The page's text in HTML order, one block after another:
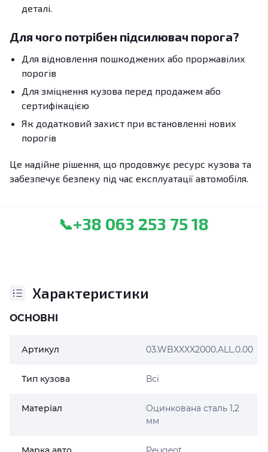
деталі.
Для чого потрібен підсилювач порога?
Для відновлення пошкоджених або проржавілих
порогів
Для зміцнення кузова перед продажем або
сертифікацією
Як додатковий захист при встановленні нових
порогів
Це надійне рішення, що продовжує ресурс кузова та
забезпечує безпеку під час експлуатації автомобіля.
📞+38 063 253 75 18
Характеристики
ОСНОВНІ
Артикул 03.WBXXXX2000.ALL.0.00
Тип кузова Всі
Матеріал
Оцинкована сталь 1,2
мм